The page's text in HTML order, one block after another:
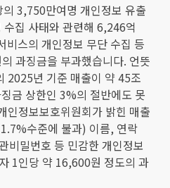
3,750만여명 개인정보 유출
집 사태와 관련해 6,246억
스의 개인정보 무단 수집 등
과징금을 부과했습니다. 언뜻
2025년 기준 매출이 약 45조
금 상한인 3%의 절반에도 못
인정보보호위원회가 밝힌 매출
수준에 불과) 이름, 연락
비밀번호 등 민감한 개인정보
1인당 약 16,600원 정도의 과